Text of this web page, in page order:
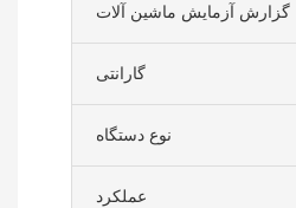
گزارش آزمایش ماشین آلات
گارانتی
نوع دستگاه
عملکرد